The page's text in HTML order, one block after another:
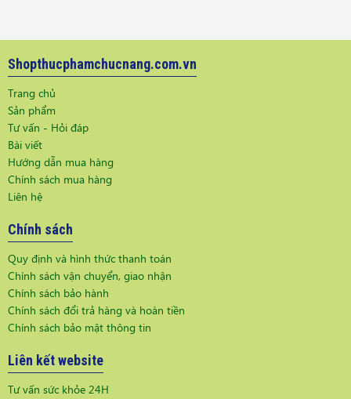
Shopthucphamchucnang.com.vn
Trang chủ
Sản phẩm
Tư vấn - Hỏi đáp
Bài viết
Hướng dẫn mua hàng
Chính sách mua hàng
Liên hệ
Chính sách
Quy định và hình thức thanh toán
Chính sách vận chuyển, giao nhận
Chính sách bảo hành
Chính sách đổi trả hàng và hoàn tiền
Chính sách bảo mật thông tin
Liên kết website
Tư vấn sức khỏe 24H